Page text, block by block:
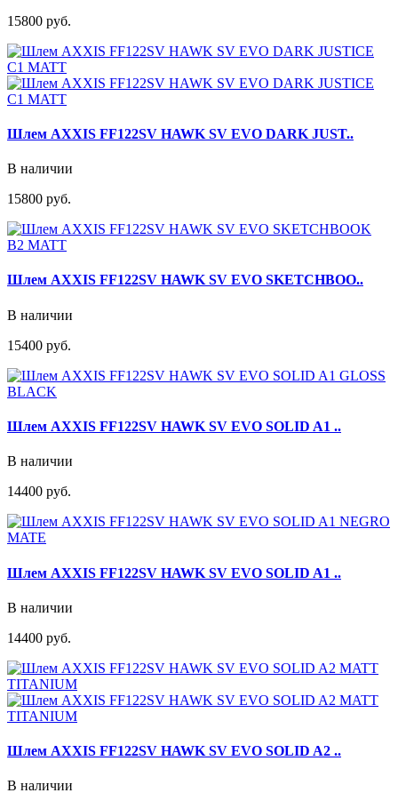
15800 руб.
Шлем AXXIS FF122SV HAWK SV EVO DARK JUST..
В наличии
15800 руб.
Шлем AXXIS FF122SV HAWK SV EVO SKETCHBOO..
В наличии
15400 руб.
Шлем AXXIS FF122SV HAWK SV EVO SOLID A1 ..
В наличии
14400 руб.
Шлем AXXIS FF122SV HAWK SV EVO SOLID A1 ..
В наличии
14400 руб.
Шлем AXXIS FF122SV HAWK SV EVO SOLID A2 ..
В наличии